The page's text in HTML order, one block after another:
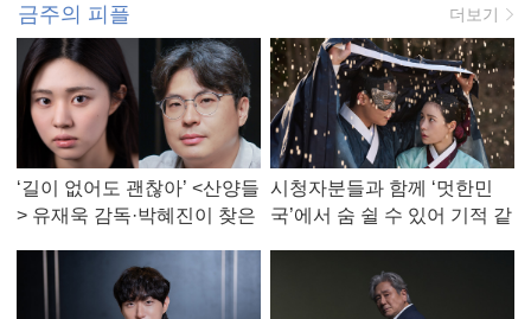
금주의 피플 더보기
‘길이 없어도 괜찮아’ <산양들
> 유재욱 감독·박혜진이 찾은
시청자분들과 함께 ‘멋한민
국’에서 숨 쉴 수 있어 기적 같